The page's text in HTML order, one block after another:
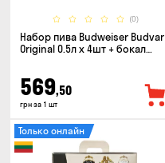
(0)
Набор пива Budweiser Budvar
Original 0.5л х 4шт + бокал
569,50
грн за 1 шт
Только онлайн